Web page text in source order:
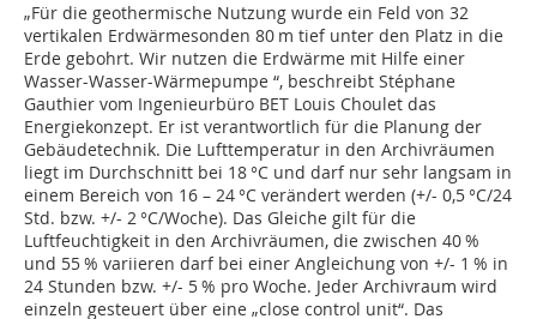
„Für die geothermische Nutzung wurde ein Feld von 32
vertikalen Erdwärmesonden 80 m tief unter den Platz in die
Erde gebohrt. Wir nutzen die Erdwärme mit Hilfe einer
Wasser-Wasser-Wärmepumpe “, beschreibt Stéphane
Gauthier vom Ingenieurbüro BET Louis Choulet das
Energiekonzept. Er ist verantwortlich für die Planung der
Gebäudetechnik. Die Lufttemperatur in den Archivräumen
liegt im Durchschnitt bei 18 °C und darf nur sehr langsam in
einem Bereich von 16 – 24 °C verändert werden (+/- 0,5 °C/24
Std. bzw. +/- 2 °C/Woche). Das Gleiche gilt für die
Luftfeuchtigkeit in den Archivräumen, die zwischen 40 %
und 55 % variieren darf bei einer Angleichung von +/- 1 % in
24 Stunden bzw. +/- 5 % pro Woche. Jeder Archivraum wird
einzeln gesteuert über eine „close control unit“. Das